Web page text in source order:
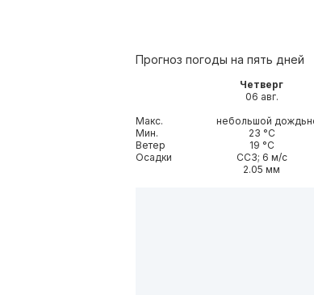
Прогноз погоды на пять дней
Макс.
Мин.
Ветер
Осадки
Четверг
06 авг.
небольшой дождь
23 °С
19 °С
ССЗ; 6 м/с
2.05 мм